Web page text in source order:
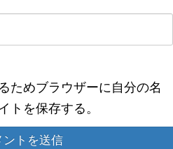
ためブラウザーに自分の名
トを保存する。